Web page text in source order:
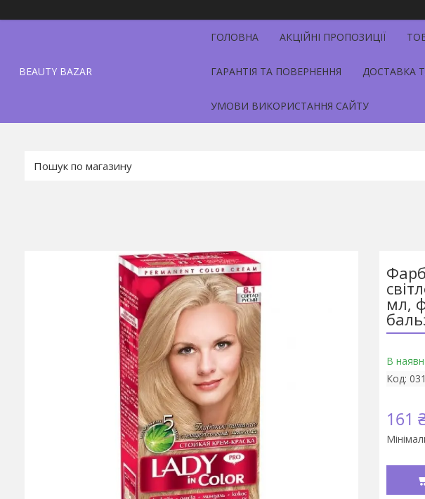
BEAUTY BAZAR
ГОЛОВНА АКЦІЙНІ ПРОПОЗИЦІЇ
ГАРАНТІЯ ТА ПОВЕРНЕННЯ ДОСТАВКА
УМОВИ ВИКОРИСТАННЯ САЙТУ
мл,
В
Код:
161